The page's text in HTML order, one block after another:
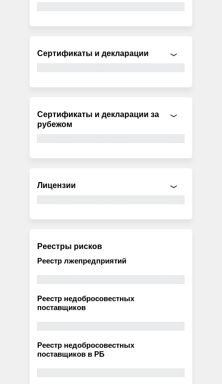
Сертификаты и декларации
Сертификаты и декларации за
рубежом
Лицензии
Реестры рисков
Реестр лжепредприятий
Реестр недобросовестных
поставщиков
Реестр недобросовестных
поставщиков в РБ